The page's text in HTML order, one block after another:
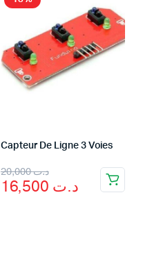
Capteur De Ligne 3 Voies
د.ت20,000
Original
price
د.ت
Current
price